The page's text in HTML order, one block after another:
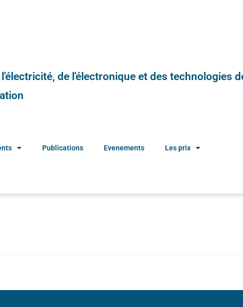
de l'électronique et des technologies
Publications Evenements Les prix